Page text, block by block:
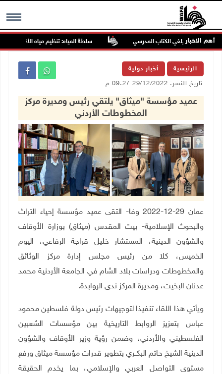
MENU أهم الاخبار
التعلم ولا يلغي الكتاب المدرسي سلطة المياه: تنظيم مياه الأغوار
الرئيسية أخبار دولية
تاريخ النشر: 29/12/2022 09:27 م
عميد مؤسسة "ميثاق" يلتقي رئيس ومديرة مركز
المخطوطات الأردني
عمان 29-12-2022 وفا- التقى عميد مؤسسة إحياء التراث
والبحوث الإسلامية- بيت المقدس (ميثاق) بوزارة الأوقاف
والشؤون الدينية، المستشار خليل قراجة الرفاعي، اليوم
الخميس، كلا من رئيس مجلس إدارة مركز الوثائق
والمخطوطات ودراسات بلاد الشام في الجامعة الأردنية محمد
عدنان البخيت، ومديرة المركز ندى الروابدة.
ويأتي هذا اللقاء تنفيذا لتوجيهات رئيس دولة فلسطين محمود
عباس بتعزيز الروابط التاريخية بين مؤسسات الشعبين
الفلسطيني والأردني، وضمن رؤية وزير الأوقاف والشؤون
الدينية الشيخ حاتم البكــري بتطوير قدرات مؤسسة ميثاق ورفع
مستوى التواصل العربي والإسلامي، بما يخدم الحقيقة